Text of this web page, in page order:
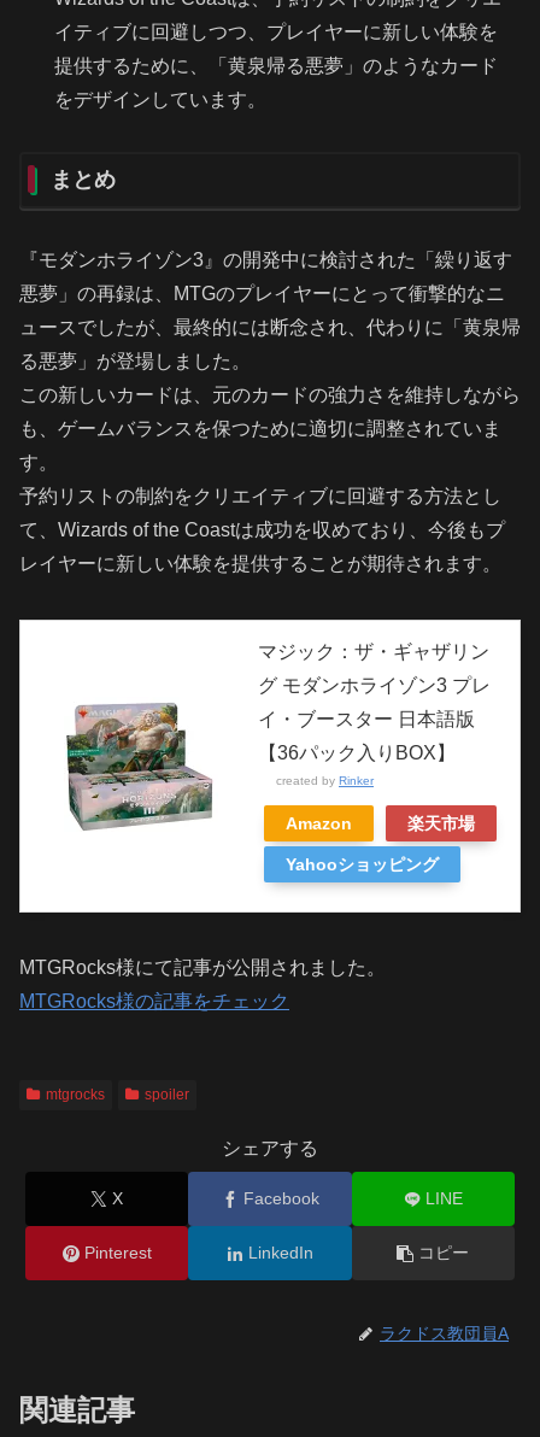
イティブに回避しつつ、プレイヤーに新しい体験を
提供するために、「黄泉帰る悪夢」のようなカード
をデザインしています。
まとめ
『モダンホライゾン3』の開発中に検討された「繰り返す
悪夢」の再録は、MTGのプレイヤーにとって衝撃的なニ
ュースでしたが、最終的には断念され、代わりに「黄泉帰
る悪夢」が登場しました。
この新しいカードは、元のカードの強力さを維持しながら
も、ゲームバランスを保つために適切に調整されていま
す。
予約リストの制約をクリエイティブに回避する方法とし
て、Wizards of the Coastは成功を収めており、今後もプ
レイヤーに新しい体験を提供することが期待されます。
マジック：ザ・ギャザリン
グ モダンホライゾン3 プレ
イ・ブースター 日本語版
【36パック入りBOX】
created by Rinker
Amazon 楽天市場
Yahooショッピング
MTGRocks様にて記事が公開されました。
MTGRocks様の記事をチェック
mtgrocks spoiler
シェアする
X Facebook LINE
Pinterest LinkedIn コピー
ラクドス教団員A
関連記事